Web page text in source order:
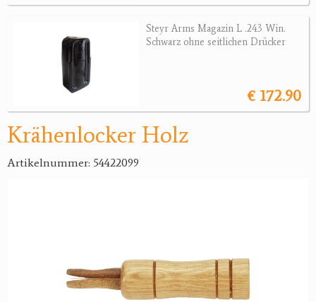
Bücher, Videos
Geschenke
Steyr Arms Magazin L .243 Win.
Schwarz ohne seitlichen Drücker
€ 172.90
Krähenlocker Holz
Artikelnummer: 54422099